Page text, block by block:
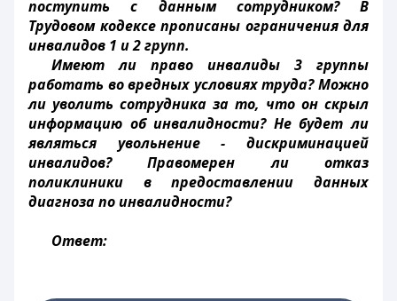
поступить с данным сотрудником? В
Трудовом кодексе прописаны ограничения для
инвалидов 1 и 2 групп.
Имеют ли право инвалиды 3 группы
работать во вредных условиях труда? Можно
ли уволить сотрудника за то, что он скрыл
информацию об инвалидности? Не будет ли
являться увольнение - дискриминацией
инвалидов? Правомерен ли отказ
поликлиники в предоставлении данных
диагноза по инвалидности?
Ответ: